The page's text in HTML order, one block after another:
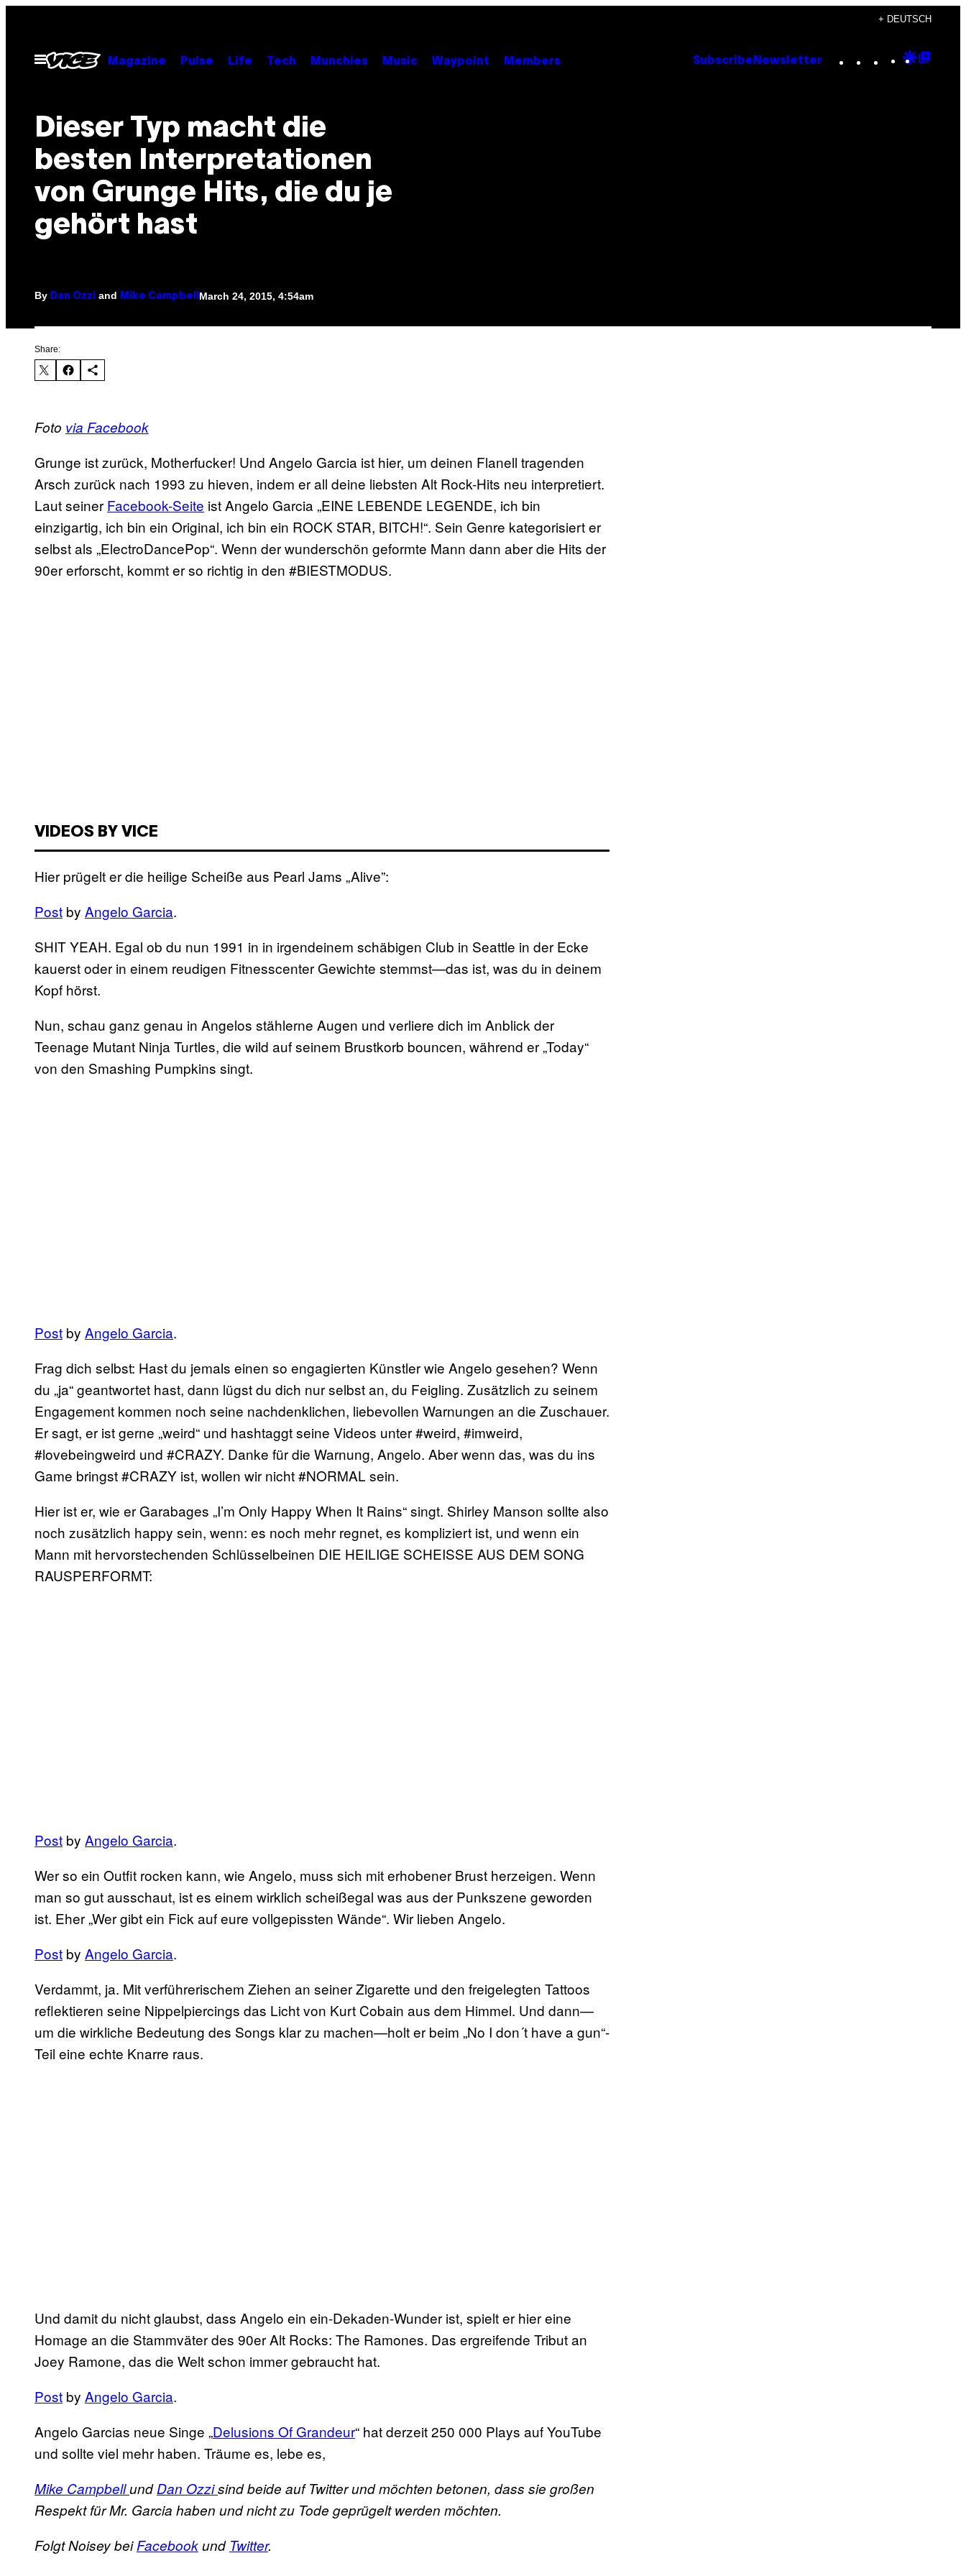
content
+ DEUTSCH
Open
Menu
Magazine Pulse Life Tech Munchies Music Waypoint Members Subscribe Newsletter Instagram
TikTok
YouTube
Google
Dieser Typ macht die
besten Interpretationen
von Grunge Hits, die du je
gehört hast
By Dan Ozzi and Mike Campbell March 24, 2015, 4:54am
Share:
Foto via Facebook
Grunge ist zurück, Motherfucker! Und Angelo Garcia ist hier, um deinen Flanell tragenden
Arsch zurück nach 1993 zu hieven, indem er all deine liebsten Alt Rock-Hits neu interpretiert.
Laut seiner Facebook-Seite ist Angelo Garcia „EINE LEBENDE LEGENDE, ich bin
einzigartig, ich bin ein Original, ich bin ein ROCK STAR, BITCH!“. Sein Genre kategorisiert er
selbst als „ElectroDancePop“. Wenn der wunderschön geformte Mann dann aber die Hits der
90er erforscht, kommt er so richtig in den #BIESTMODUS.
VIDEOS BY VICE
Hier prügelt er die heilige Scheiße aus Pearl Jams „Alive”:
Post by Angelo Garcia.
SHIT YEAH. Egal ob du nun 1991 in in irgendeinem schäbigen Club in Seattle in der Ecke
kauerst oder in einem reudigen Fitnesscenter Gewichte stemmst—das ist, was du in deinem
Kopf hörst.
Nun, schau ganz genau in Angelos stählerne Augen und verliere dich im Anblick der
Teenage Mutant Ninja Turtles, die wild auf seinem Brustkorb bouncen, während er „Today“
von den Smashing Pumpkins singt.
Post by Angelo Garcia.
Frag dich selbst: Hast du jemals einen so engagierten Künstler wie Angelo gesehen? Wenn
du „ja“ geantwortet hast, dann lügst du dich nur selbst an, du Feigling. Zusätzlich zu seinem
Engagement kommen noch seine nachdenklichen, liebevollen Warnungen an die Zuschauer.
Er sagt, er ist gerne „weird“ und hashtaggt seine Videos unter #weird, #imweird,
#lovebeingweird und #CRAZY. Danke für die Warnung, Angelo. Aber wenn das, was du ins
Game bringst #CRAZY ist, wollen wir nicht #NORMAL sein.
Hier ist er, wie er Garabages „I’m Only Happy When It Rains“ singt. Shirley Manson sollte also
noch zusätzlich happy sein, wenn: es noch mehr regnet, es kompliziert ist, und wenn ein
Mann mit hervorstechenden Schlüsselbeinen DIE HEILIGE SCHEISSE AUS DEM SONG
RAUSPERFORMT:
Post by Angelo Garcia.
Wer so ein Outfit rocken kann, wie Angelo, muss sich mit erhobener Brust herzeigen. Wenn
man so gut ausschaut, ist es einem wirklich scheißegal was aus der Punkszene geworden
ist. Eher „Wer gibt ein Fick auf eure vollgepissten Wände“. Wir lieben Angelo.
Post by Angelo Garcia.
Verdammt, ja. Mit verführerischem Ziehen an seiner Zigarette und den freigelegten Tattoos
reflektieren seine Nippelpiercings das Licht von Kurt Cobain aus dem Himmel. Und dann—
um die wirkliche Bedeutung des Songs klar zu machen—holt er beim „No I don´t have a gun“-
Teil eine echte Knarre raus.
Und damit du nicht glaubst, dass Angelo ein ein-Dekaden-Wunder ist, spielt er hier eine
Homage an die Stammväter des 90er Alt Rocks: The Ramones. Das ergreifende Tribut an
Joey Ramone, das die Welt schon immer gebraucht hat.
Post by Angelo Garcia.
Angelo Garcias neue Singe „Delusions Of Grandeur“ hat derzeit 250 000 Plays auf YouTube
und sollte viel mehr haben. Träume es, lebe es,
Mike CampbellundDan Ozzisind beide auf Twitter und möchten betonen, dass sie großen
Respekt für Mr. Garcia haben und nicht zu Tode geprügelt werden möchten.
Folgt Noisey beiFacebookund Twitter.